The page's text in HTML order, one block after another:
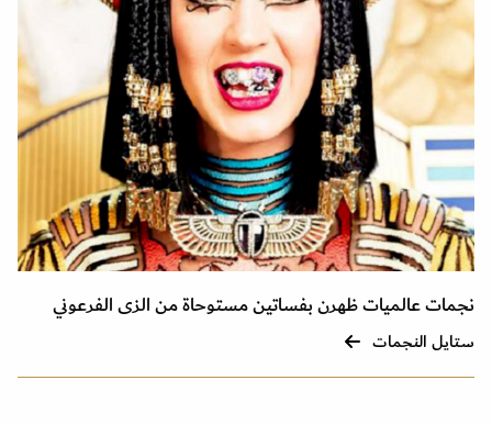
نجمات عالميات ظهرن بفساتين مستوحاة من الزى الفرعوني
ستايل النجمات